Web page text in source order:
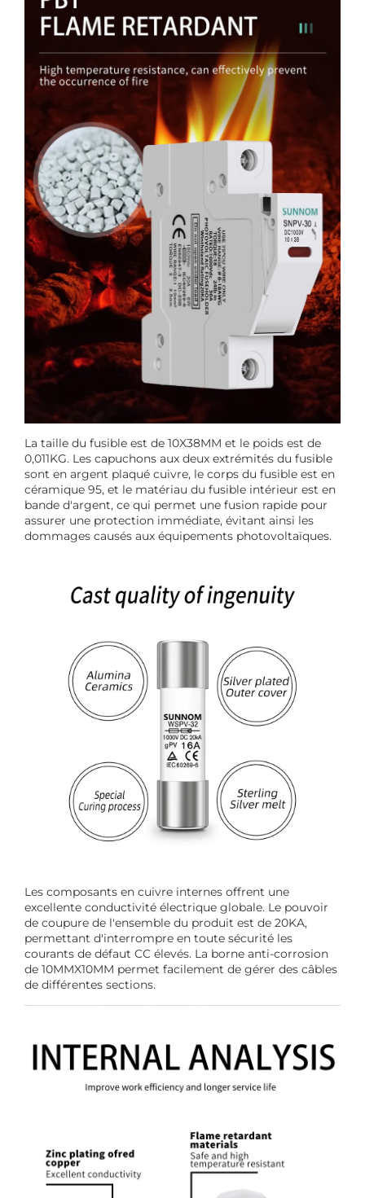
La taille du fusible est de 10X38MM et le poids est de
0,011KG. Les capuchons aux deux extrémités du fusible
sont en argent plaqué cuivre, le corps du fusible est en
céramique 95, et le matériau du fusible intérieur est en
bande d'argent, ce qui permet une fusion rapide pour
assurer une protection immédiate, évitant ainsi les
dommages causés aux équipements photovoltaïques.
Les composants en cuivre internes offrent une
excellente conductivité électrique globale. Le pouvoir
de coupure de l'ensemble du produit est de 20KA,
permettant d'interrompre en toute sécurité les
courants de défaut CC élevés. La borne anti-corrosion
de 10MMX10MM permet facilement de gérer des câbles
de différentes sections.